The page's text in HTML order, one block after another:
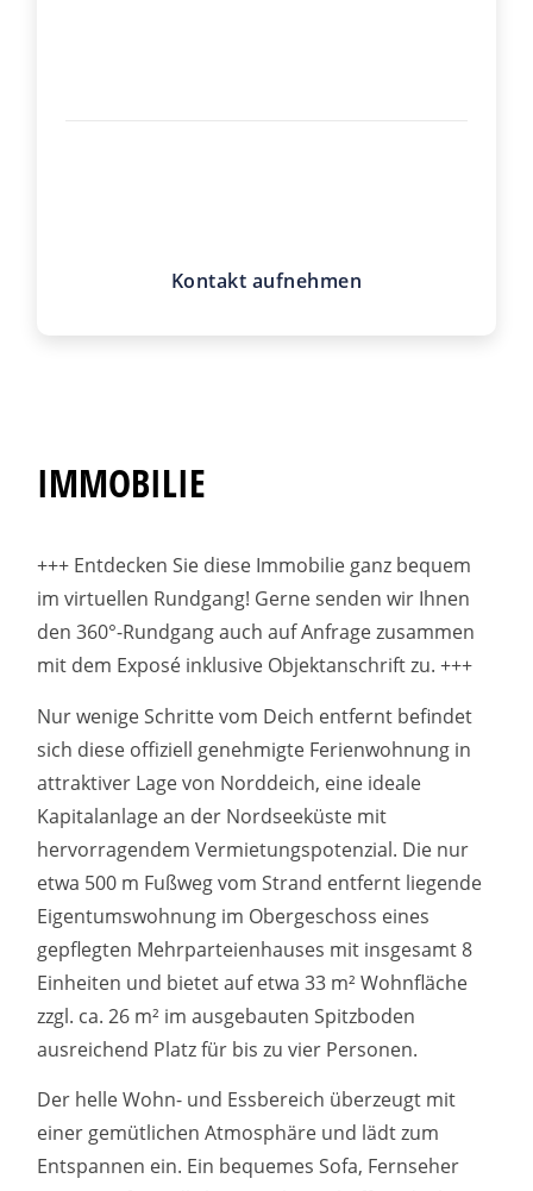
Kontakt aufnehmen
IMMOBILIE
+++ Entdecken Sie diese Immobilie ganz bequem
im virtuellen Rundgang! Gerne senden wir Ihnen
den 360°-Rundgang auch auf Anfrage zusammen
mit dem Exposé inklusive Objektanschrift zu. +++
Nur wenige Schritte vom Deich entfernt befindet
sich diese offiziell genehmigte Ferienwohnung in
attraktiver Lage von Norddeich, eine ideale
Kapitalanlage an der Nordseeküste mit
hervorragendem Vermietungspotenzial. Die nur
etwa 500 m Fußweg vom Strand entfernt liegende
Eigentumswohnung im Obergeschoss eines
gepflegten Mehrparteienhauses mit insgesamt 8
Einheiten und bietet auf etwa 33 m² Wohnfläche
zzgl. ca. 26 m² im ausgebauten Spitzboden
ausreichend Platz für bis zu vier Personen.
Der helle Wohn- und Essbereich überzeugt mit
einer gemütlichen Atmosphäre und lädt zum
Entspannen ein. Ein bequemes Sofa, Fernseher